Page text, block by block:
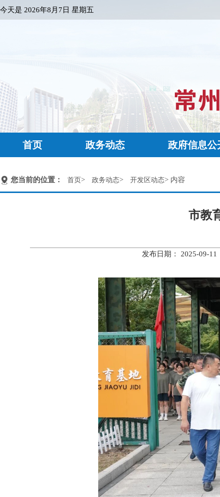
今天是 2026年8月7日 星期五
首页 政务动态 政府信息公
您当前的位置： 首页> 政务动态> 开发区动态> 内容
市教
发布日期： 2025-09-